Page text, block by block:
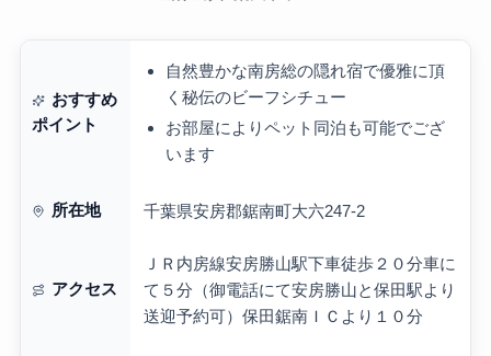
おすすめ
ポイント
自然豊かな南房総の隠れ宿で優雅に頂
く秘伝のビーフシチュー
お部屋によりペット同泊も可能でござ
います
所在地 千葉県安房郡鋸南町大六247-2
アクセス
ＪＲ内房線安房勝山駅下車徒歩２０分車に
て５分（御電話にて安房勝山と保田駅より
送迎予約可）保田鋸南ＩＣより１０分